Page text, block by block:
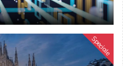
Speciale